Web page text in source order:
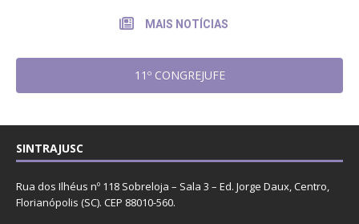
MAIS NOTÍCIAS
11º CONGREJUFE
SINTRAJUSC
Rua dos Ilhéus nº 118 Sobreloja – Sala 3 – Ed. Jorge Daux, Centro,
Florianópolis (SC). CEP 88010-560.